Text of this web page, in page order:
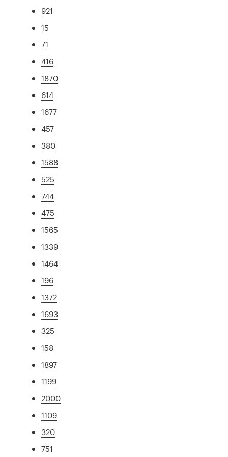
921
15
71
416
1870
614
1677
457
380
1588
525
744
475
1565
1339
1464
196
1372
1693
325
158
1897
1199
2000
1109
320
751